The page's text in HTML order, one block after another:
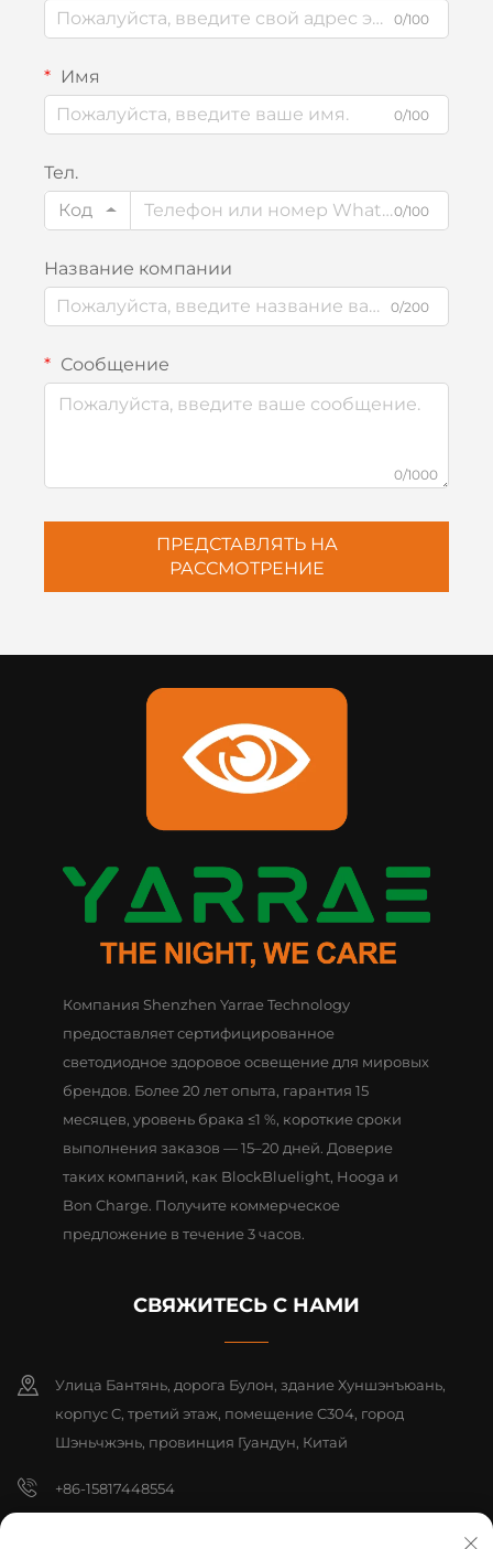
0/100
Имя
0/100
Тел.
Код
0/100
Название компании
0/200
Сообщение
0/1000
ПРЕДСТАВЛЯТЬ НА
РАССМОТРЕНИЕ
Компания Shenzhen Yarrae Technology
предоставляет сертифицированное
светодиодное здоровое освещение для мировых
брендов. Более 20 лет опыта, гарантия 15
месяцев, уровень брака ≤1 %, короткие сроки
выполнения заказов — 15–20 дней. Доверие
таких компаний, как BlockBluelight, Hooga и
Bon Charge. Получите коммерческое
предложение в течение 3 часов.
СВЯЖИТЕСЬ С НАМИ
Улица Бантянь, дорога Булон, здание Хуншэнъюань,
корпус C, третий этаж, помещение C304, город
Шэньчжэнь, провинция Гуандун, Китай
+86-15817448554